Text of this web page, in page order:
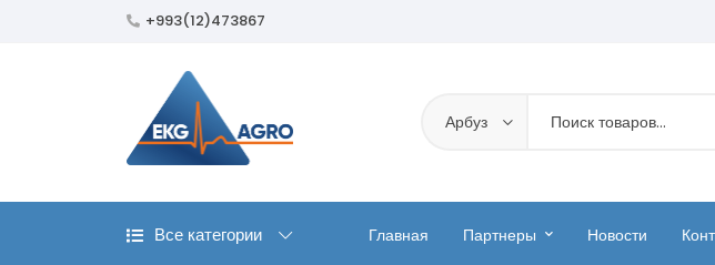
+993(12)473867
Арбуз
Все категории Главная Партнеры Новости